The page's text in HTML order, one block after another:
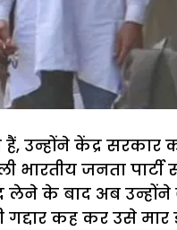
केंद्र सरकार
भारतीय जनता
के बाद अब उन्होंने
गद्दार कह कर उसे